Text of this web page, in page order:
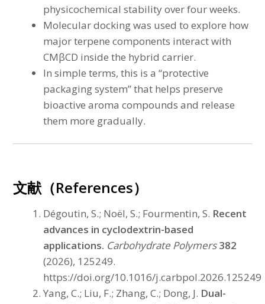
physicochemical stability over four weeks.
Molecular docking was used to explore how
major terpene components interact with
CMβCD inside the hybrid carrier.
In simple terms, this is a “protective
packaging system” that helps preserve
bioactive aroma compounds and release
them more gradually.
文献（References）
Dégoutin, S.; Noël, S.; Fourmentin, S. Recent
advances in cyclodextrin-based
applications. Carbohydrate Polymers 382
(2026), 125249.
https://doi.org/10.1016/j.carbpol.2026.125249
Yang, C.; Liu, F.; Zhang, C.; Dong, J. Dual-